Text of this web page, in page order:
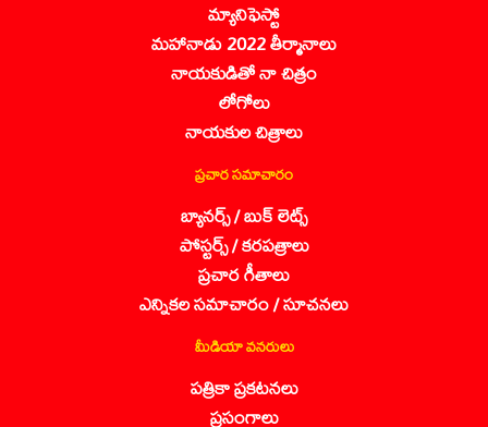
మ్యానిఫెస్టో
మహానాడు 2022 తీర్మానాలు
నాయకుడితో నా చిత్రం
లోగోలు
నాయకుల చిత్రాలు
ప్రచార సమాచారం
బ్యానర్స్ / బుక్ లెట్స్
పోస్టర్స్ / కరపత్రాలు
ప్రచార గీతాలు
ఎన్నికల సమాచారం / సూచనలు
మీడియా వనరులు
పత్రికా ప్రకటనలు
ప్రసంగాలు